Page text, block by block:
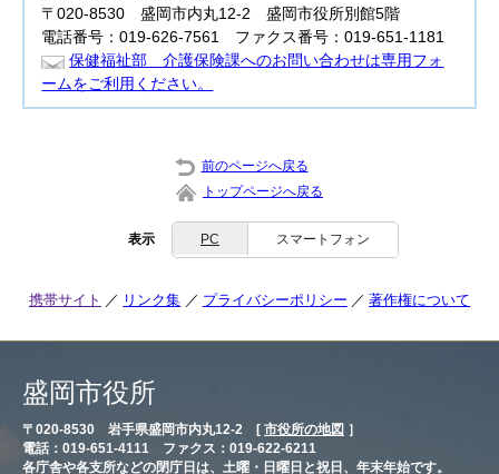
〒020-8530 盛岡市内丸12-2 盛岡市役所別館5階
電話番号：019-626-7561 ファクス番号：019-651-1181
保健福祉部 介護保険課へのお問い合わせは専用フォ
ームをご利用ください。
前のページへ戻る
トップページへ戻る
表示 PC スマートフォン
携帯サイト リンク集 プライバシーポリシー 著作権について
盛岡市役所
〒020-8530 岩手県盛岡市内丸12-2 [ 市役所の地図 ］
電話：019-651-4111 ファクス：019-622-6211
各庁舎や各支所などの閉庁日は、土曜・日曜日と祝日、年末年始です。